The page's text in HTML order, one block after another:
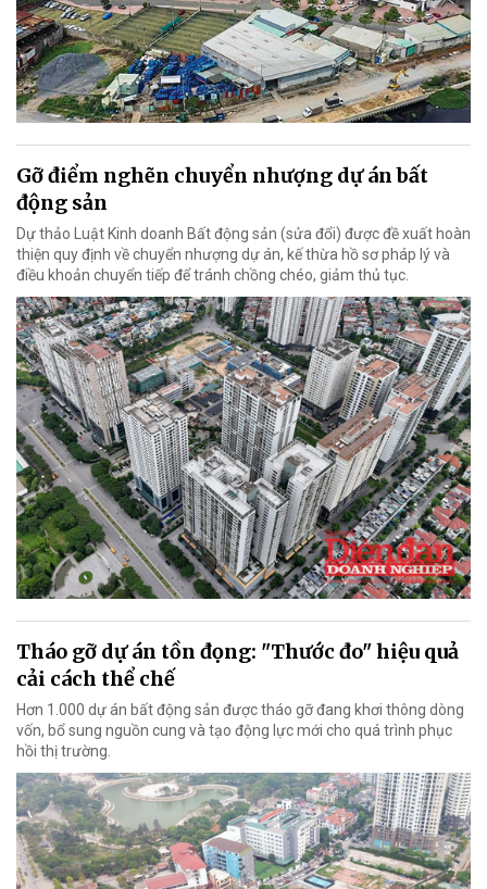
Gỡ điểm nghẽn chuyển nhượng dự án bất
động sản
Dự thảo Luật Kinh doanh Bất động sản (sửa đổi) được đề xuất hoàn
thiện quy định về chuyển nhượng dự án, kế thừa hồ sơ pháp lý và
điều khoản chuyển tiếp để tránh chồng chéo, giảm thủ tục.
Tháo gỡ dự án tồn đọng: "Thước đo" hiệu quả
cải cách thể chế
Hơn 1.000 dự án bất động sản được tháo gỡ đang khơi thông dòng
vốn, bổ sung nguồn cung và tạo động lực mới cho quá trình phục
hồi thị trường.